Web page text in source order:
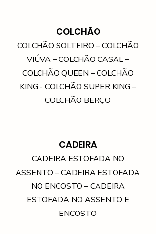
COLCHÃO
COLCHÃO SOLTEIRO – COLCHÃO
VIÚVA – COLCHÃO CASAL –
COLCHÃO QUEEN – COLCHÃO
KING - COLCHÃO SUPER KING –
COLCHÃO BERÇO
CADEIRA
CADEIRA ESTOFADA NO
ASSENTO – CADEIRA ESTOFADA
NO ENCOSTO – CADEIRA
ESTOFADA NO ASSENTO E
ENCOSTO